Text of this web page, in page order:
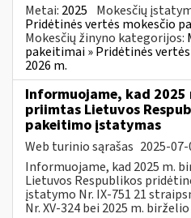
Metai: 2025 Mokesčių
Pridėtinės vertės mokesčio
Mokesčių žinyno kategorijos:
pakeitimai » Pridėtinės
2026 m.
Informuojame, kad
priimtas Lietuvos
pakeitimo įstatymas
Web turinio sąrašas 2025-
Informuojame, kad 2025 m.
Lietuvos Respublikos
įstatymo Nr. IX-751 21
Nr. XV-324 bei 2025 m. birželio